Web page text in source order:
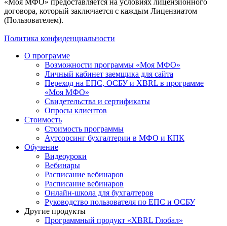
«Моя МФО» предоставляется на условиях лицензионного
договора, который заключается с каждым Лицензиатом
(Пользователем).
Политика конфиденциальности
О программе
Возможности программы «Моя МФО»
Личный кабинет заемщика для сайта
Переход на ЕПС, ОСБУ и XBRL в программе
«Моя МФО»
Свидетельства и сертификаты
Опросы клиентов
Стоимость
Стоимость программы
Аутсорсинг бухгалтерии в МФО и КПК
Обучение
Видеоуроки
Вебинары
Расписание вебинаров
Расписание вебинаров
Онлайн-школа для бухгалтеров
Руководство пользователя по ЕПС и ОСБУ
Другие продукты
Программный продукт «XBRL Глобал»